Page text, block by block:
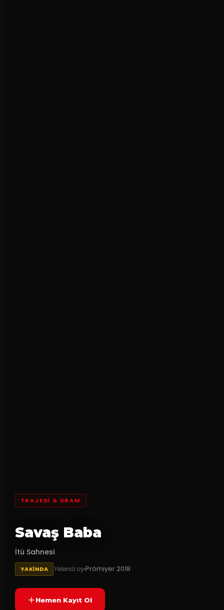
TRAJEDI & DRAM
Savaş Baba
İtü Sahnesi
YAKINDA Yetersiz oyPrömiyer 2018
Hemen Kayıt Ol